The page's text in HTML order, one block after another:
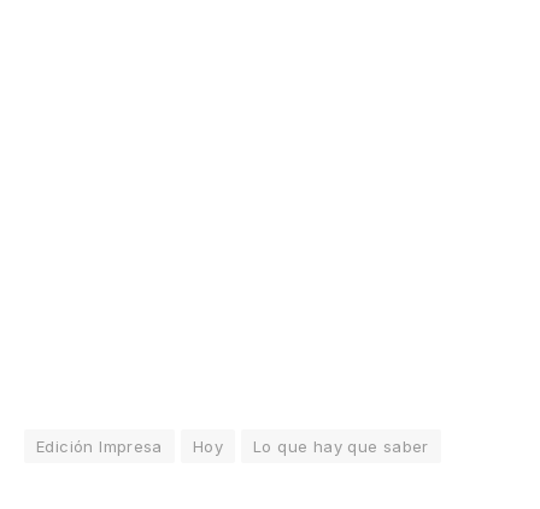
Edición Impresa Hoy Lo que hay que saber